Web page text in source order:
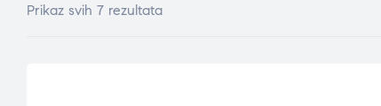
Prikaz svih 7 rezultata